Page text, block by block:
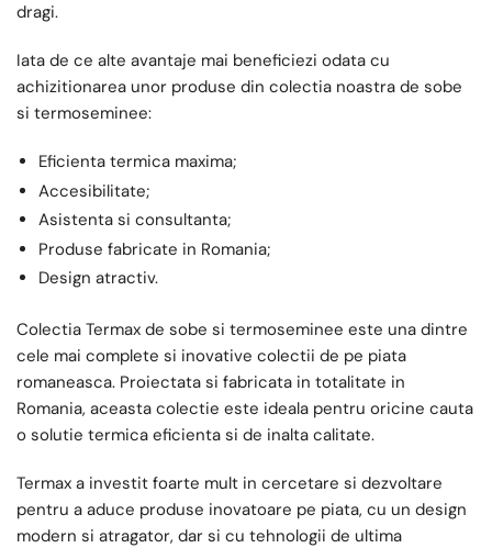
dragi.
Iata de ce alte avantaje mai beneficiezi odata cu
achizitionarea unor produse din colectia noastra de sobe
si termoseminee:
Eficienta termica maxima;
Accesibilitate;
Asistenta si consultanta;
Produse fabricate in Romania;
Design atractiv.
Colectia Termax de sobe si termoseminee este una dintre
cele mai complete si inovative colectii de pe piata
romaneasca. Proiectata si fabricata in totalitate in
Romania, aceasta colectie este ideala pentru oricine cauta
o solutie termica eficienta si de inalta calitate.
Termax a investit foarte mult in cercetare si dezvoltare
pentru a aduce produse inovatoare pe piata, cu un design
modern si atragator, dar si cu tehnologii de ultima